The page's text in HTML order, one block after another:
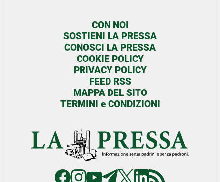
CON NOI
SOSTIENI LA PRESSA
CONOSCI LA PRESSA
COOKIE POLICY
PRIVACY POLICY
FEED RSS
MAPPA DEL SITO
TERMINI e CONDIZIONI